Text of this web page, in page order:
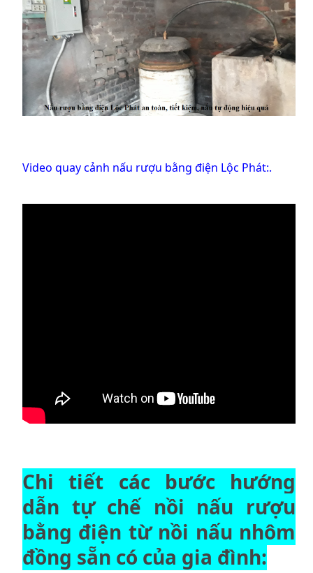
Video quay cảnh nấu rượu bằng điện Lộc Phát:.
Chi tiết các bước hướng
dẫn tự chế nồi nấu rượu
bằng điện từ nồi nấu nhôm
đồng sẵn có của gia đình: